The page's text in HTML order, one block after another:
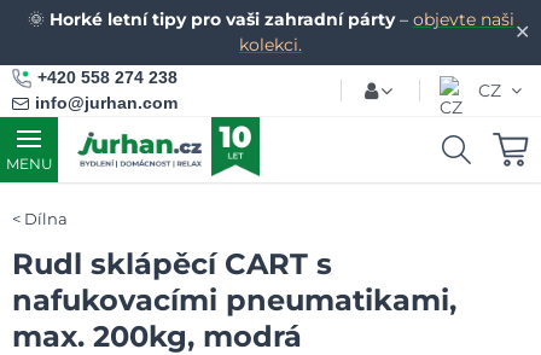
✕
🌞 Horké letní tipy pro vaši zahradní párty– objevte naši
kolekci.
+420 558 274 238
info@jurhan.com
CZ
MENU
Dílna
Rudl sklápěcí CART s
nafukovacími pneumatikami,
max. 200kg, modrá